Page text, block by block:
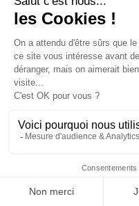
HYDRANGEA
'Ayesha'
HYDRANGEA
macrophylla
macrophylla
'Lanarth
HYDRANGEA
'Leuchtfeuer'